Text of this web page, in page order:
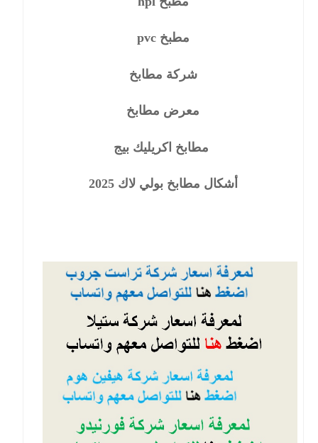
مطبخ pvc
شركة مطابخ
معرض مطابخ
مطابخ اكريليك بيج
أشكال مطابخ بولي لاك 2025